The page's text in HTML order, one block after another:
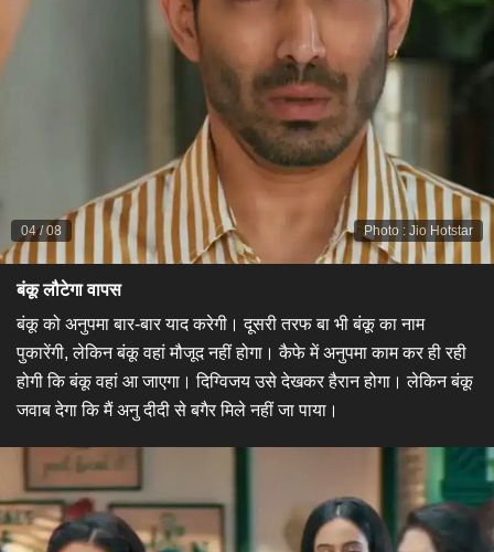
Photo : Jio Hotstar
04/08
बंकू लौटेगा वापस
​बंकू को अनुपमा बार-बार याद करेगी। दूसरी तरफ बा भी बंकू का नाम
पुकारेंगी, लेकिन बंकू वहां मौजूद नहीं होगा। कैफे में अनुपमा काम कर ही रही
होगी कि बंकू वहां आ जाएगा। दिग्विजय उसे देखकर हैरान होगा। लेकिन बंकू
जवाब देगा कि मैं अनु दीदी से बगैर मिले नहीं जा पाया।​